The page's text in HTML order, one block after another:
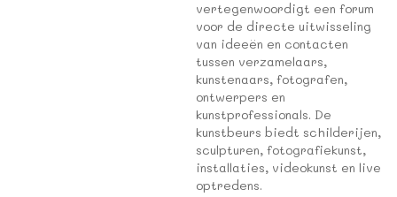
vertegenwoordigt een forum
voor de directe uitwisseling
van ideeën en contacten
tussen verzamelaars,
kunstenaars, fotografen,
ontwerpers en
kunstprofessionals. De
kunstbeurs biedt schilderijen,
sculpturen, fotografiekunst,
installaties, videokunst en live
optredens.